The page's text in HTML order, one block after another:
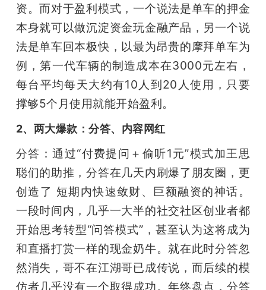
资。而对于盈利模式，一个说法是单车的押金
本身就可以做沉淀资金玩金融产品，另一个说
法是单车回本极快，以最为昂贵的摩拜单车为
例，第一代车辆的制造成本在3000元左右，
每台平均每天大约有10人到20人使用，只要
撑够5个月使用就能开始盈利。
2、两大爆款：分答、内容网红
分答：通过“付费提问＋偷听1元”模式加王思
聪们的助推，分答在几天内刷爆了朋友圈，更
创造了 短期内快速敛财、巨额融资的神话。
一段时间内，几乎一大半的社交社区创业者都
开始思考转型“问答模式”，甚至认为这将成为
和直播打赏一样的现金奶牛。就在此时分答忽
然消失，哥不在江湖哥已成传说，而后续的模
仿者几乎没有一个取得成功。年终盘点，分答